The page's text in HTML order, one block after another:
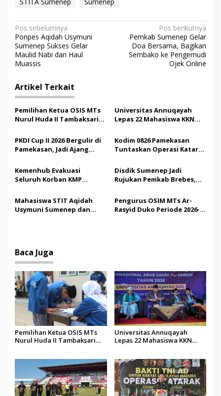
N
a
v
i
g
a
s
i
p
o
s
Pos sebelumnya
Ponpes Aqidah Usymuni
Sumenep Sukses Gelar
Maulid Nabi dan Haul
Muassis
Pos berikutnya
Pemkab Sumenep Gelar
Doa Bersama, Bagikan
Sembako ke Pengemudi
Ojek Online
Artikel Terkait
Pemilihan Ketua OSIS MTs
Nurul Huda II Tambaksari
Demokrasi bagi Siswa
Universitas Annuqayah
Lepas 22 Mahasiswa KKN
Saudi
PKDI Cup II 2026 Bergulir di
Pamekasan, Jadi Ajang
Madura
Kodim 0826 Pamekasan
Tuntaskan Operasi Katarak
Tindakan Medis
Kemenhub Evakuasi
Seluruh Korban KMP
Operator Diaudit
Disdik Sumenep Jadi
Rujukan Pemkab Brebes,
Pendidikan Berbasis
Budaya
Mahasiswa STIT Aqidah
Usymuni Sumenep dan
Pengurus OSIM MTs Ar-
Rasyid Duko Periode 2026-
Baca Juga
Pemilihan Ketua OSIS MTs
Nurul Huda II Tambaksari
Universitas Annuqayah
Lepas 22 Mahasiswa KKN